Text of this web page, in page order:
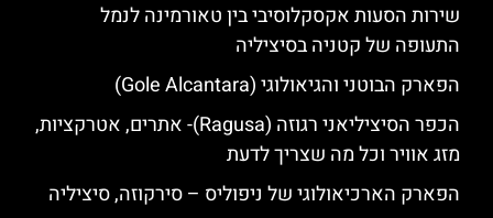
שירות הסעות אקסקלוסיבי בין טאורמינה לנמל
התעופה של קטניה בסיציליה
הפארק הבוטני והגיאולוגי (Gole Alcantara)
הכפר הסיציליאני רגוזה (Ragusa)- אתרים, אטרקציות,
מזג אוויר וכל מה שצריך לדעת
הפארק הארכיאולוגי של ניפוליס – סירקוזה, סיציליה